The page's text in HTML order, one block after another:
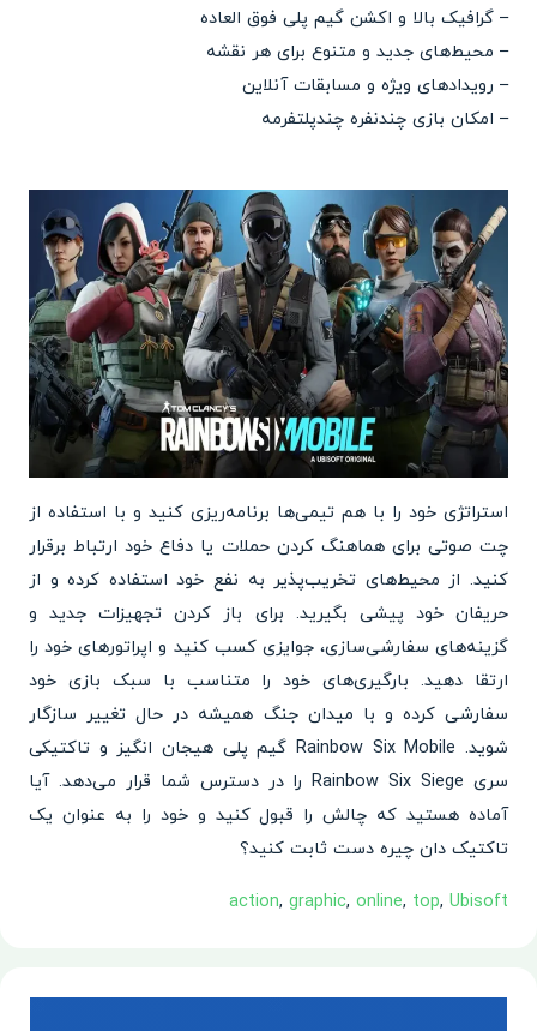
– گرافیک بالا و اکشن گیم پلی فوق العاده
– محیط‌های جدید و متنوع برای هر نقشه
– رویدادهای ویژه و مسابقات آنلاین
– امکان بازی چندنفره چندپلتفرمه
استراتژی خود را با هم تیمی‌ها برنامه‌ریزی کنید و با استفاده از
چت صوتی برای هماهنگ کردن حملات یا دفاع خود ارتباط برقرار
کنید. از محیط‌های تخریب‌پذیر به نفع خود استفاده کرده و از
حریفان خود پیشی بگیرید. برای باز کردن تجهیزات جدید و
گزینه‌های سفارشی‌سازی، جوایزی کسب کنید و اپراتورهای خود را
ارتقا دهید. بارگیری‌های خود را متناسب با سبک بازی خود
سفارشی کرده و با میدان جنگ همیشه در حال تغییر سازگار
شوید. Rainbow Six Mobile گیم پلی هیجان انگیز و تاکتیکی
سری Rainbow Six Siege را در دسترس شما قرار می‌دهد. آیا
آماده هستید که چالش را قبول کنید و خود را به عنوان یک
تاکتیک دان چیره دست ثابت کنید؟
action, graphic, online, top, Ubisoft